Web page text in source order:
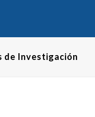
de Investigación